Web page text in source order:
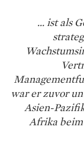
... ist als
war er zuvor
Asien-
Afrika